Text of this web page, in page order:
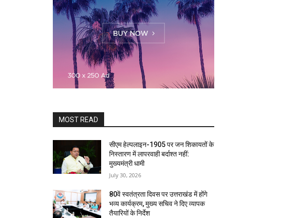
MOST READ
सीएम हेल्पलाइन-1905 पर जन शिकायतों के
निस्तारण में लापरवाही बर्दाश्त नहीं:
मुख्यमंत्री धामी
July 30, 2026
80वें स्वतंत्रता दिवस पर उत्तराखंड में होंगे
भव्य कार्यक्रम, मुख्य सचिव ने दिए व्यापक
तैयारियों के निर्देश